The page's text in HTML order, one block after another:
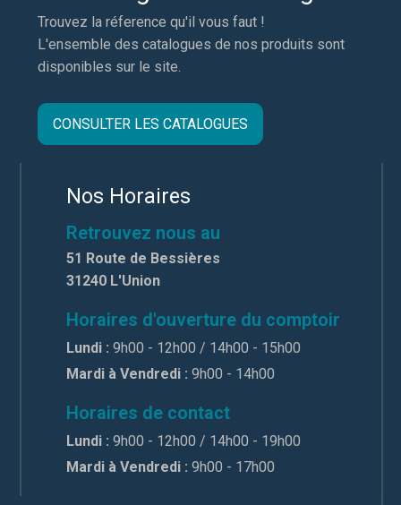
Trouvez la réference qu'il vous faut !
L'ensemble des catalogues de nos produits sont
disponibles sur le site.
CONSULTER LES CATALOGUES
Nos Horaires
Retrouvez nous au
51 Route de Bessières
31240 L'Union
Horaires d'ouverture du comptoir
Lundi : 9h00 - 12h00 / 14h00 - 15h00
Mardi à Vendredi : 9h00 - 14h00
Horaires de contact
Lundi : 9h00 - 12h00 / 14h00 - 19h00
Mardi à Vendredi : 9h00 - 17h00